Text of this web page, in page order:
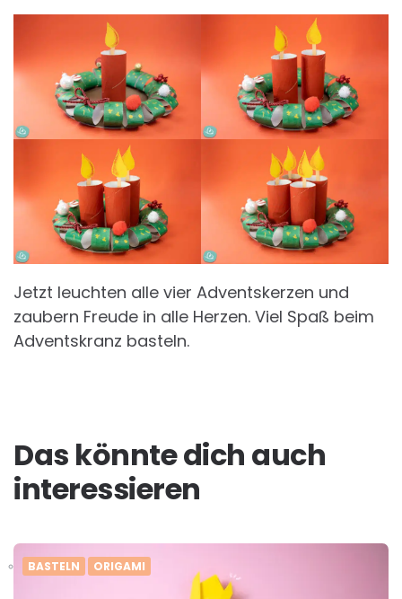
Jetzt leuchten alle vier Adventskerzen und
zaubern Freude in alle Herzen. Viel Spaß beim
Adventskranz basteln.
Das könnte dich auch
interessieren
BASTELN ORIGAMI